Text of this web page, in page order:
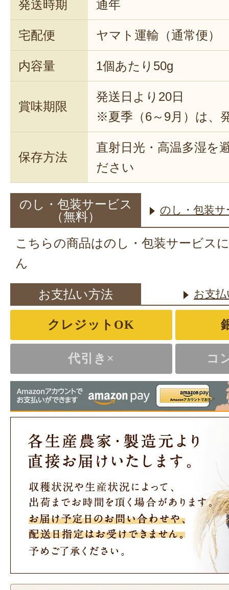
様、並びに静岡の母犬宅、また自
差し上げました。包みが可愛く、
だきました。
実際に善哉で食べたところ、よ
ろやか、とても美味しかったです
た。元気でこの先育ってくれると
この度はご購入ありがとうござ
お贈りした先様からお喜びいた
私どもも嬉しく思います。
またご縁がありましたら、よろ
ます。
この度のご注文まことにありが
た。
2023年12月
頼むのが遅くなってしまい誕生日
日に無事一升餅を背負わせて御祝
た。名前入りで小分けされてるの
ことが出来てとても良かったです
いていて、1歳の誕生日を皆で楽
した。お餅も美味しかったので、
うと思います。
2023年11月29
発送時期 通年
宅配便 ヤマト運輸（通常便）
内容量 1個あたり50g
賞味期限
発送日より20日
※夏季（6～9月）は、
保存方法
直射日光・高温多湿を
ださい
のし・包装サービス
（無料）
のし・包装
こちらの商品はのし・包装サービス
ん
お支払い方法 お支
クレジットOK
代引き× コ